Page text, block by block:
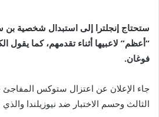
ستحتاج إنجلترا إلى استبدال شخصية بن
“أعظم” لاعبيها أثناء تقدمهم، كما يقول
فوغان.
جاء الإعلان عن اعتزال ستوكس المفاجئ
الثالث وحسم الاختبار ضد نيوزيلندا